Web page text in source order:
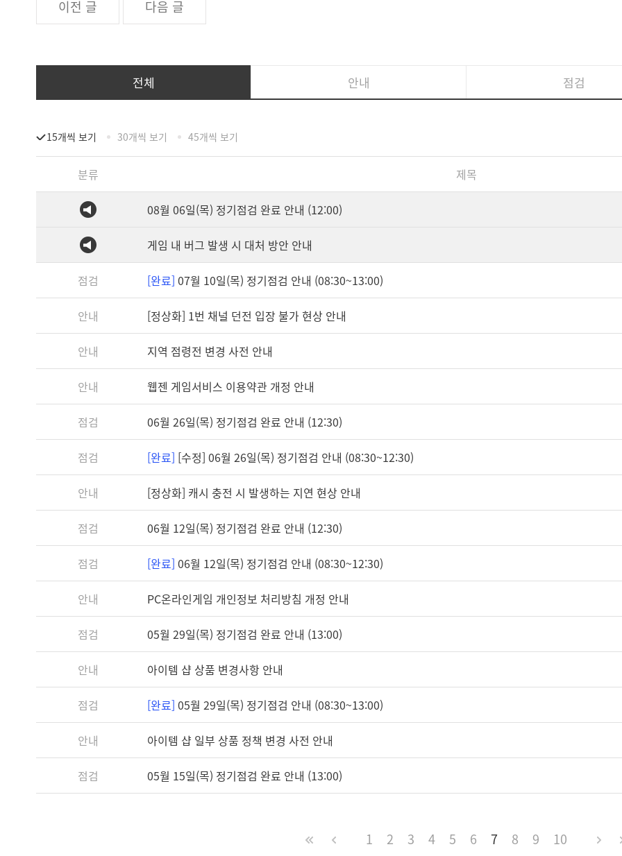
이전 글 다음 글
전체 안내 점검
15개씩 보기 30개씩 보기 45개씩 보기
분류 제목
08월 06일(목) 정기점검 완료 안내 (12:00)
게임 내 버그 발생 시 대처 방안 안내
점검 [완료] 07월 10일(목) 정기점검 안내 (08:30~13:00)
안내 [정상화] 1번 채널 던전 입장 불가 현상 안내
안내 지역 점령전 변경 사전 안내
안내 웹젠 게임서비스 이용약관 개정 안내
점검 06월 26일(목) 정기점검 완료 안내 (12:30)
점검 [완료] [수정] 06월 26일(목) 정기점검 안내 (08:30~12:30)
안내 [정상화] 캐시 충전 시 발생하는 지연 현상 안내
점검 06월 12일(목) 정기점검 완료 안내 (12:30)
점검 [완료] 06월 12일(목) 정기점검 안내 (08:30~12:30)
안내 PC온라인게임 개인정보 처리방침 개정 안내
점검 05월 29일(목) 정기점검 완료 안내 (13:00)
안내 아이템 샵 상품 변경사항 안내
점검 [완료] 05월 29일(목) 정기점검 안내 (08:30~13:00)
안내 아이템 샵 일부 상품 정책 변경 사전 안내
점검 05월 15일(목) 정기점검 완료 안내 (13:00)
1 2 3 4 5 6 7 8 9 10